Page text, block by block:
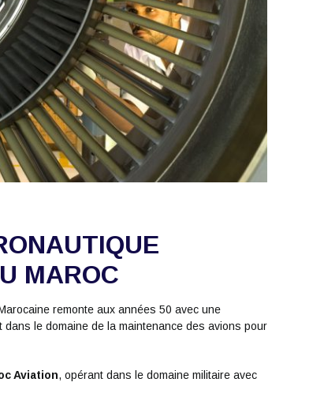
MAROC
remonte aux années 50 avec une
le domaine de la maintenance des avions pour
Aviation, opérant dans le domaine militaire avec